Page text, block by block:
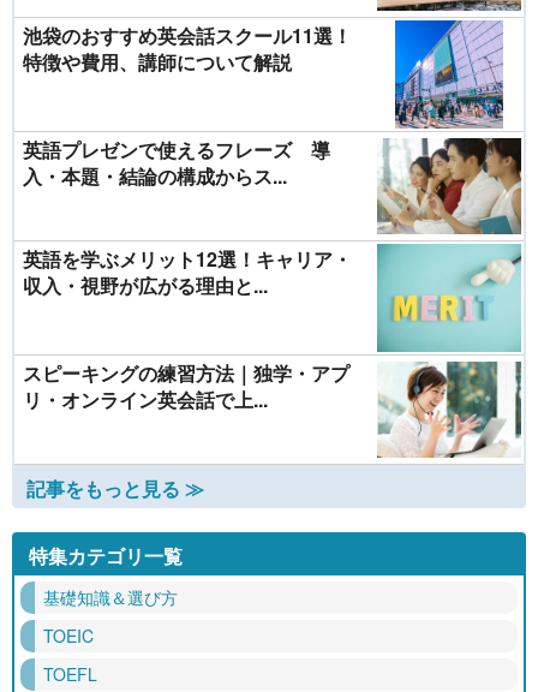
池袋のおすすめ英会話スクール11選！
特徴や費用、講師について解説
英語プレゼンで使えるフレーズ 導
入・本題・結論の構成からス...
英語を学ぶメリット12選！キャリア・
収入・視野が広がる理由と...
スピーキングの練習方法｜独学・アプ
リ・オンライン英会話で上...
記事をもっと見る ≫
特集カテゴリ一覧
基礎知識＆選び方
TOEIC
TOEFL